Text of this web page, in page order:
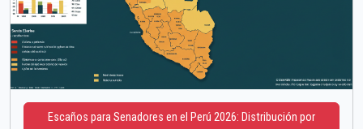
Escaños para Senadores en el Perú 2026: Distribución por